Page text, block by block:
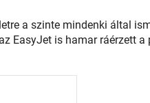
a szinte mindenki által
EasyJet is hamar ráérzett